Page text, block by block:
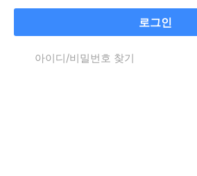
로그인
아이디/비밀번호 찾기